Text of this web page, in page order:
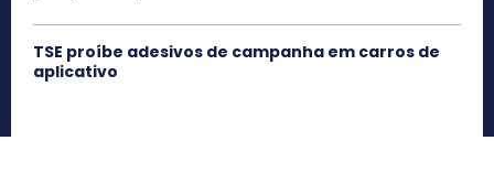
TSE proíbe adesivos de campanha em carros de
aplicativo